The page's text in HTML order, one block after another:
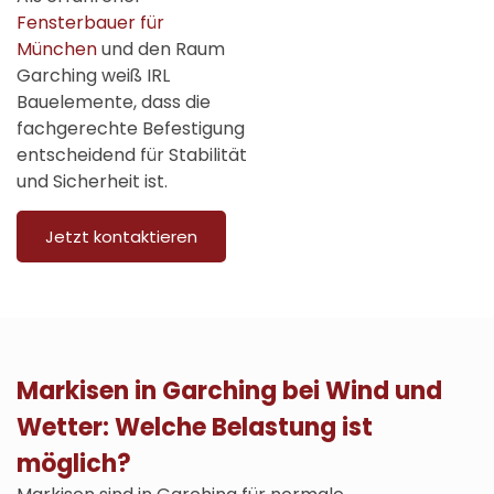
Fensterbauer für
Münchenund den Raum
Garching weiß IRL
Bauelemente, dass die
fachgerechte Befestigung
entscheidend für Stabilität
und Sicherheit ist.
Jetzt kontaktieren
Markisen in Garching bei Wind und
Wetter: Welche Belastung ist
möglich?